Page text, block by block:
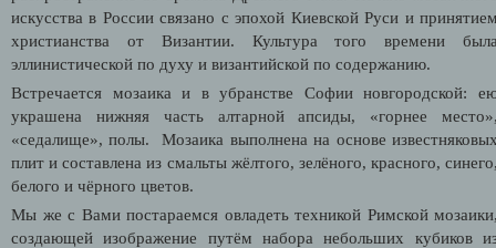
искусства в России связано с эпохой Киевской Руси и
христианства от Византии. Культура того времени
эллинистической по духу и византийской по содержанию.
Встречается мозаика и в убранстве Софии новгородской:
украшена нижняя часть алтарной апсиды, «горнее
«седалище», полы. Мозаика выполнена на основе
плит и составлена из смальты жёлтого, зелёного, красного,
белого и чёрного цветов.
Мы же с Вами постараемся овладеть техникой Римской
создающей изображение путём набора небольших кубиков